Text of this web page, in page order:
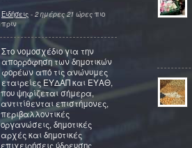
Ειδήσεις - 2 ημέρες 21 ώρες πιο
πριν
Στο νομοσχέδιο για την
απορρόφηση των δημοτικών
φορέων από τις ανώνυμες
εταιρείες ΕΥΔΑΠ και ΕΥΑΘ,
που ψηφίζεται σήμερα,
αντιτίθενται επιστήμονες,
περιβαλλοντικές
οργανώσεις, δημοτικές
αρχές και δημοτικές
επιχειρήσεις ύδρευσης